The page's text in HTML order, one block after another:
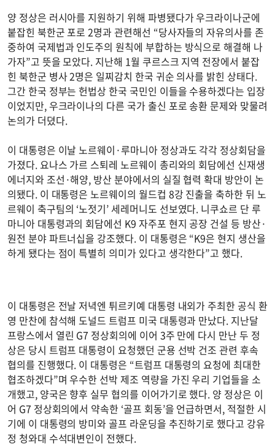
양 정상은 러시아를 지원하기 위해 파병됐다가 우크라이나군에
붙잡힌 북한군 포로 2명과 관련해선 “당사자들의 자유의사를 존
중하여 국제법과 인도주의 원칙에 부합하는 방식으로 해결해 나
가자”고 뜻을 모았다. 지난해 1월 쿠르스크 지역 전장에서 붙잡
힌 북한군 병사 2명은 일찌감치 한국 귀순 의사를 밝힌 상태다.
그간 한국 정부는 헌법상 한국 국민인 이들을 수용하겠다는 입장
이었지만, 우크라이나의 다른 국가 출신 포로 송환 문제와 맞물려
논의가 더뎠다.
이 대통령은 이날 노르웨이·루마니아 정상과도 각각 정상회담을
가졌다. 요나스 가르 스퇴레 노르웨이 총리와의 회담에선 신재생
에너지와 조선·해양, 방산 분야에서의 실질 협력 확대 방안이 논
의됐다. 이 대통령은 노르웨이의 월드컵 8강 진출을 축하한 뒤 노
르웨이 축구팀의 ‘노젓기’ 세레머니도 선보였다. 니쿠쇼르 단 루
마니아 대통령과의 회담에선 K9 자주포 현지 공장 건설 등 방산·
원전 분야 파트너십을 강조했다. 이 대통령은 “K9은 현지 생산을
하게 됐다는 점이 특별히 의미가 있다고 생각한다”고 했다.
이 대통령은 전날 저녁엔 튀르키예 대통령 내외가 주최한 공식 환
영 만찬에 참석해 도널드 트럼프 미국 대통령과 만났다. 지난달
프랑스에서 열린 G7 정상회의에 이어 3주 만에 다시 만난 두 정
상은 당시 트럼프 대통령이 요청했던 군용 선박 건조 관련 후속
협의를 진행했다. 이 대통령은 “트럼프 대통령의 요청에 최대한
협조하겠다”며 우수한 선박 제조 역량을 가진 우리 기업들을 소
개했고, 양국은 향후 실무 협의를 이어가기로 했다. 양 정상은 이
어 G7 정상회의에서 약속한 ‘골프 회동’을 언급하면서, 적절한 시
기에 이 대통령의 방미와 골프 라운딩을 추진하기로 했다고 강유
정 청와대 수석대변인이 전했다.